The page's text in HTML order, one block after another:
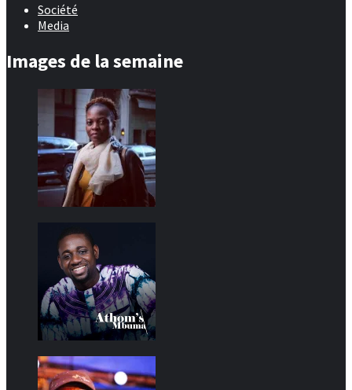
Société
Media
Images de la semaine